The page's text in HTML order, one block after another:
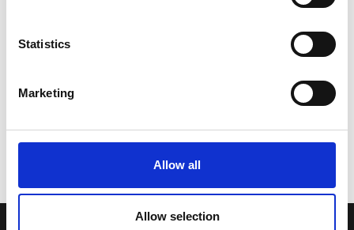
Statistics
Marketing
Allow all
Allow selection